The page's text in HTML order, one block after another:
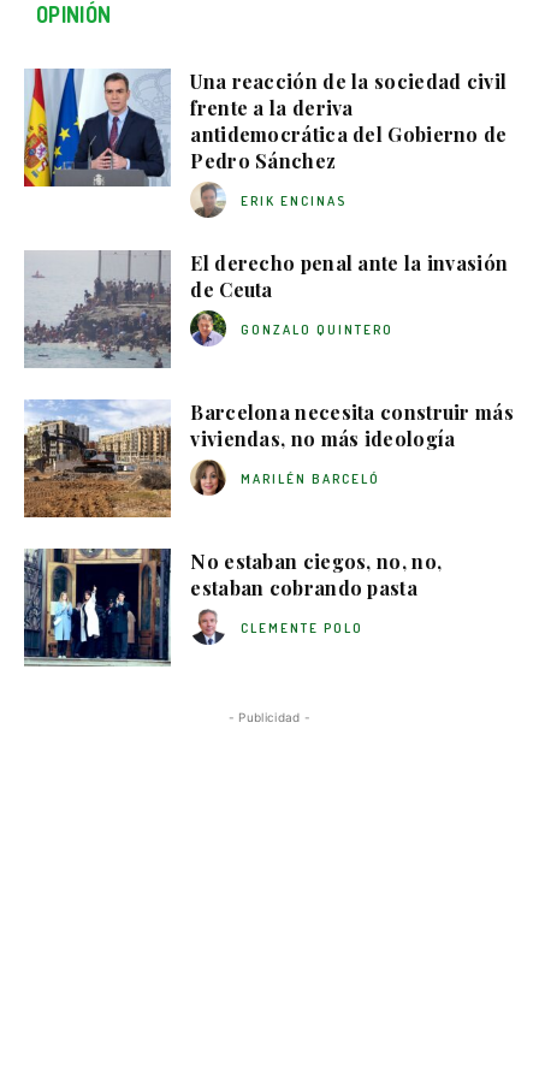
OPINIÓN
Una reacción de la sociedad civil
frente a la deriva
antidemocrática del Gobierno de
Pedro Sánchez
ERIK ENCINAS
El derecho penal ante la invasión
de Ceuta
GONZALO QUINTERO
Barcelona necesita construir más
viviendas, no más ideología
MARILÉN BARCELÓ
No estaban ciegos, no, no,
estaban cobrando pasta
CLEMENTE POLO
- Publicidad -